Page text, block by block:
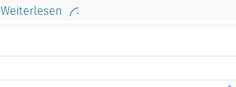
Weiterlesen